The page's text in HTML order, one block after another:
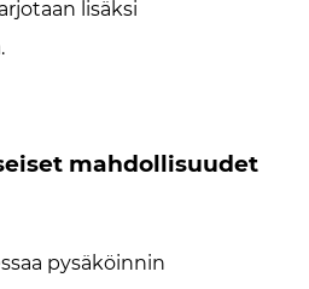
lisäksi
mahdollisuudet
pysäköinnin